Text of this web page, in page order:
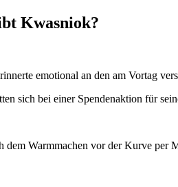
Kwasniok?
emotional an den am Vortag
sich bei einer Spendenaktion für
Warmmachen vor der Kurve per